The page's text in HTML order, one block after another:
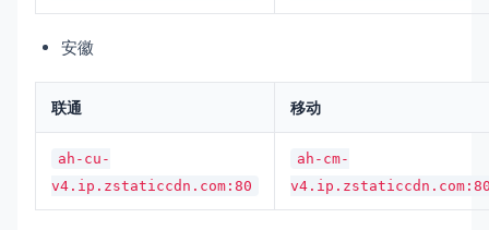
安徽
联通 移动
ah-cu-
v4.ip.zstaticcdn.com:80
ah-cm-